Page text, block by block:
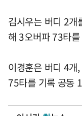
김시우는 버디 2개
해 3오버파 73타
이경훈은 버디 4
75타를 기록 공동